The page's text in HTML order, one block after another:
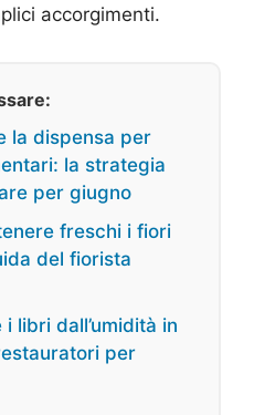
accorgimenti.
la dispensa per
la strategia
per giugno
freschi i fiori
del fiorista
libri dall’umidità in
per